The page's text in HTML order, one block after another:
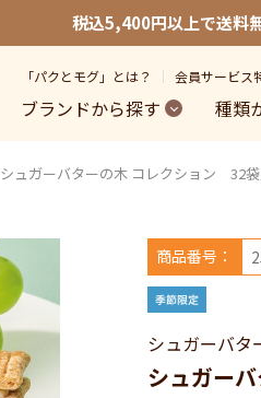
税込5,400円以上で送料
「パクとモグ」とは？ 会員サービス
ブランドから探す 種類
シュガーバターの木 コレクション 32
シュガーバタ
シュガー
商品番号：